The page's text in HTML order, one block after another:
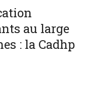
au large
: la Cadhp